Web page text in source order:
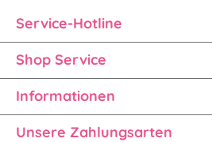
Service-Hotline
Shop Service
Informationen
Unsere Zahlungsarten